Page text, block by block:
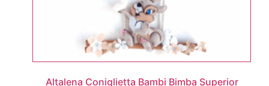
Altalena Coniglietta Bambi Bimba Superior